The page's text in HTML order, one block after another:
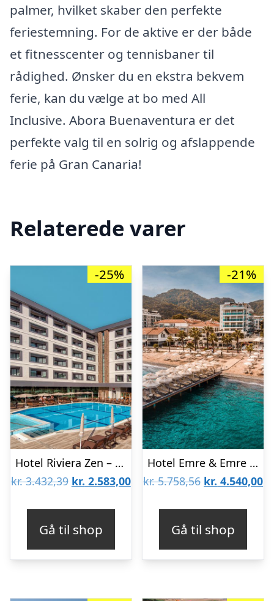
palmer, hvilket skaber den perfekte
feriestemning. For de aktive er der både
et fitnesscenter og tennisbaner til
rådighed. Ønsker du en ekstra bekvem
ferie, kan du vælge at bo med All
Inclusive. Abora Buenaventura er det
perfekte valg til en solrig og afslappende
ferie på Gran Canaria!
Relaterede varer
-25%
Hotel Riviera Zen – Voksenhotel
kr.3.432,39 Den
var:
kr. 3.432,39.
kr. 2.583,00Den
kr. 2.583,00.
Gå til shop
-21%
Hotel Emre & Emre Beach
kr.5.758,56 Den
var:
kr. 5.758,56.
kr. 4.540,00
Gå til shop